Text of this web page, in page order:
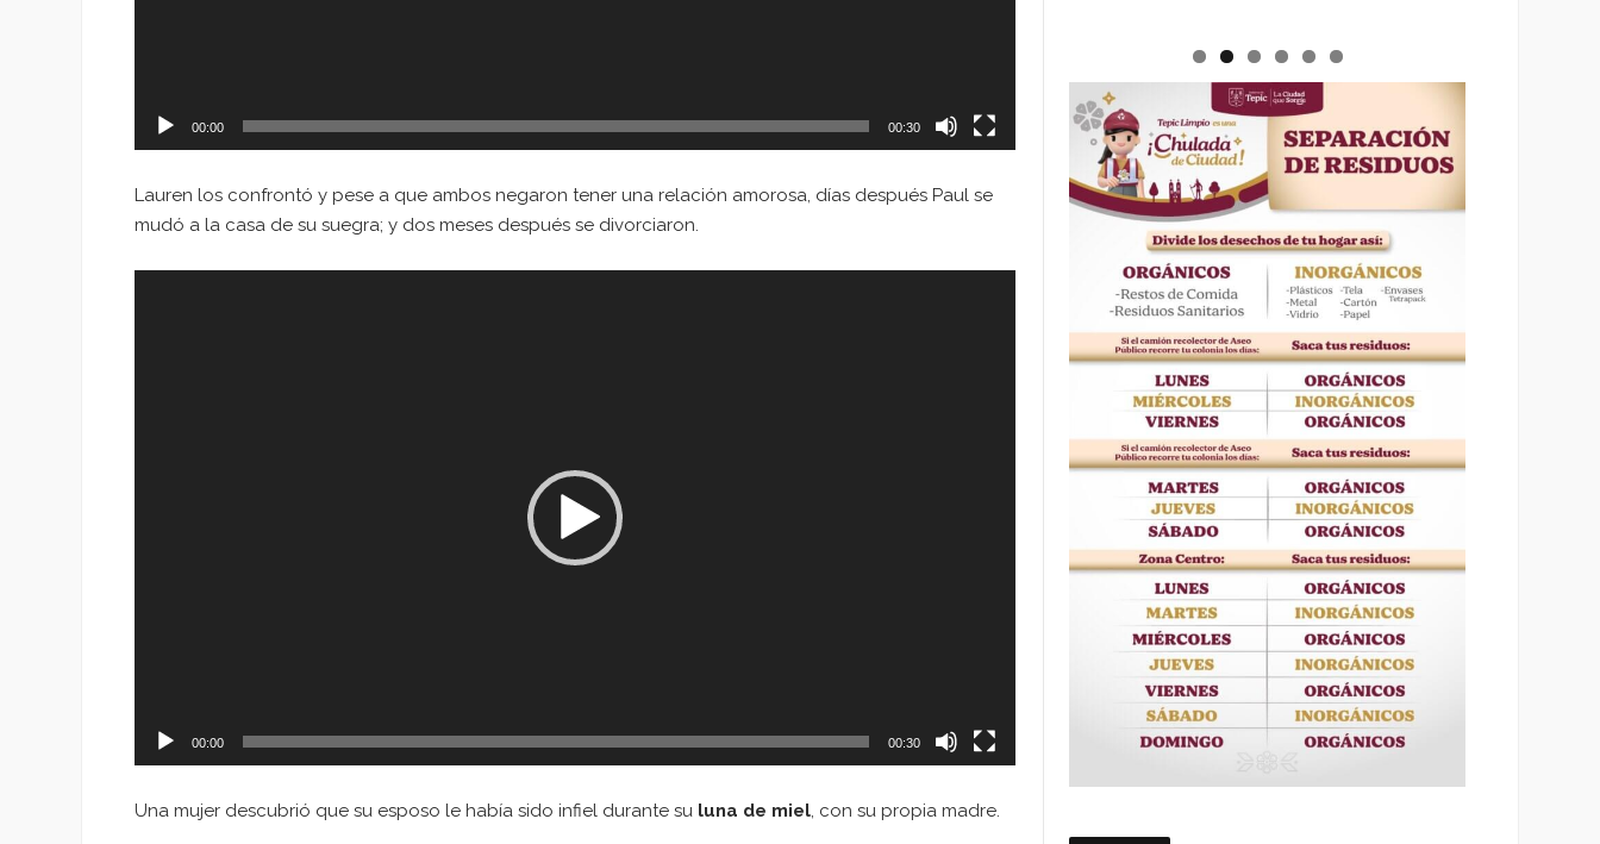
00:00 00:30
Lauren los confrontó y pese a que ambos negaron tener una relación amorosa, días después Paul se
mudó a la casa de su suegra; y dos meses después se divorciaron.
00:00 00:30
Una mujer descubrió que su esposo le había sido infiel durante su luna de miel, con su propia madre.